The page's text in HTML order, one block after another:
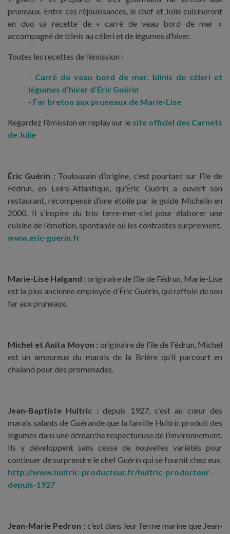
pruneaux. Entre ces réjouissances, le chef et Julie cuisineront
en duo sa recette de « carré de veau bord de mer »
accompagné de blinis au céleri et de légumes d’hiver.
Toutes les recettes de l’émission :
Carré de veau bord de mer, blinis de céleri et
légumes d’hiver d’Éric Guérin
Far breton aux pruneaux de Marie-Lise
Regardez l’émission en replay sur le site officiel des Carnets
de Julie
Éric Guérin : Toulousain d’origine, c’est pourtant sur l’île de
Fédrun, en Loire-Atlantique, qu’Éric Guérin a ouvert son
restaurant, récompensé d’une étoile par le guide Michelin en
2000. Il s’inspire du trio terre-mer-ciel pour élaborer une
cuisine de l’émotion, spontanée où les contrastes surprennent.
www.eric-guerin.fr
Marie-Lise Halgand : originaire de l’île de Fédrun, Marie-Lise
est la plus ancienne employée d’Éric Guérin, qui raffole de son
far aux pruneaux.
Michel et Anita Moyon : originaire de l’île de Fédrun, Michel
est un amoureux du marais de la Brière qu’il parcourt en
chaland pour des promenades.
Jean-Baptiste Huitric : depuis 1927, c’est au cœur des
marais salants de Guérande que la famille Huitric produit des
légumes dans une démarche respectueuse de l’environnement.
Ils y développent sans cesse de nouvelles variétés pour
continuer de surprendre le chef Guérin qui se fournit chez eux.
http://www.huitric-producteur.fr/huitric-producteur-
depuis-1927
Jean-Marie Pedron : c’est dans leur ferme marine que Jean-